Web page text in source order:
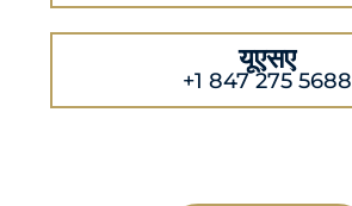
यूएसए
+1 847 275 5688